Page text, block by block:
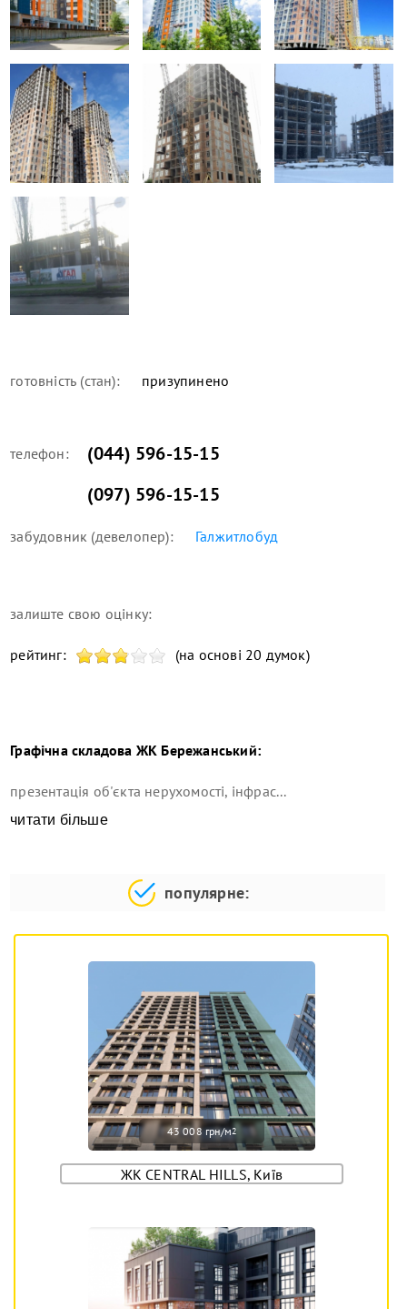
готовність (стан): призупинено
телефон:
(044) 596-15-15
(097) 596-15-15
забудовник (девелопер): Галжитлобуд
залиште свою оцінку:
рейтинг: (на основі 20 думок)
Графічна складова ЖК Бережанський:
презентація об'єкта нерухомості, інфрас...
читати більше
популярне:
43 008 грн/м2
ЖК CENTRAL HILLS, Київ